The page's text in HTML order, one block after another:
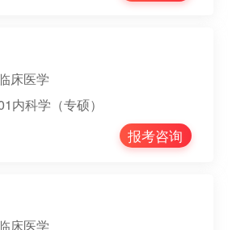
床医学
内科学（专硕）
报考咨询
床医学